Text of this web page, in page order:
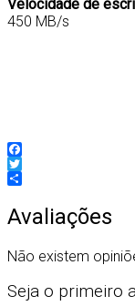
Velocidade de
450 MB/s
Facebook
Twitter
Avaliações
Não existem
Seja o primeiro